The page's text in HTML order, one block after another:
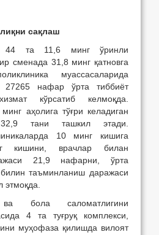
сақлаш
44 та 11,6 минг ўринли
сменада 31,8 минг қатновга
муассасаларида
нафар ўрта тиббиёт
кўрсатиб келмоқда.
аҳолига тўғри келадиган
тани ташкил этади.
10 минг кишига
кишини, врачлар билан
21,9 нафарни, ўрта
таъминланиш даражаси
бола саломатлигини
4 та туғруқ комплекси,
муҳофаза қилишда вилоят